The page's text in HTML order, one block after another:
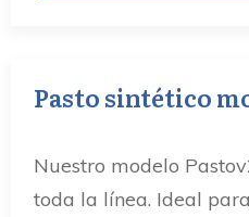
Pasto sintético
Nuestro modelo
toda la línea. Ideal